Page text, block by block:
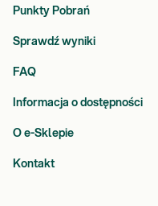
Punkty Pobrań
Sprawdź wyniki
FAQ
Informacja o dostępności
O e-Sklepie
Kontakt